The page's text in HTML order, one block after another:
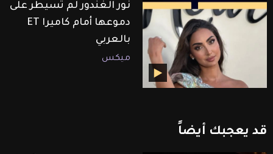
نور الغندور لم تسيطر على
دموعها أمام كاميرا ET
بالعربي
ميكس
قد يعجبك أيضاً